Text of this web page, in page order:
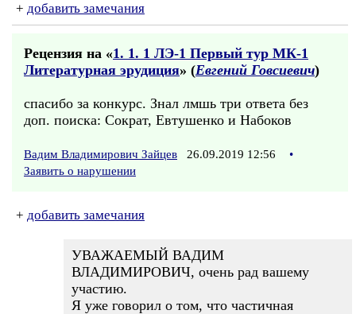
+ добавить замечания
Рецензия на «1. 1. 1 ЛЭ-1 Первый тур МК-1
Литературная эрудиция» (Евгений Говсиевич)
спасибо за конкурс. Знал лмшь три ответа без
доп. поиска: Сократ, Евтушенко и Набоков
Вадим Владимирович Зайцев 26.09.2019 12:56
•
Заявить о нарушении
+ добавить замечания
УВАЖАЕМЫЙ ВАДИМ
ВЛАДИМИРОВИЧ, очень рад вашему
участию.
Я уже говорил о том, что частичная